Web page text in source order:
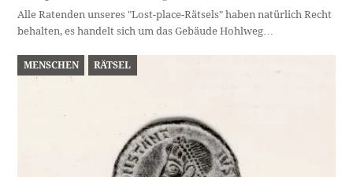
Alle Ratenden unseres "Lost-place-Rätsels" haben natürlich Recht
behalten, es handelt sich um das Gebäude Hohlweg…
MENSCHEN RÄTSEL